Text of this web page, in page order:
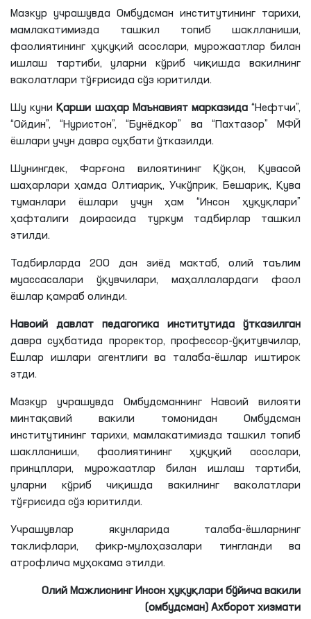
Мазкур учрашувда Омбудсман институтининг тарихи,
мамлакатимизда ташкил топиб шаклланиши,
фаолиятининг ҳуқуқий асослари, мурожаатлар билан
ишлаш тартиби, уларни кўриб чиқишда вакилнинг
ваколатлари тўғрисида сўз юритилди.
Шу куни Қарши шаҳар Маънавият марказида“Нефтчи”,
“Ойдин”, “Нуристон”, “Бунёдкор” ва “Пахтазор”
МФЙ
ёшлари учун давра суҳбати ўтказилди.
Шунингдек, Фарғона вилоятининг Қўқон, Қувасой
шаҳарлари ҳамда Олтиариқ, Учкўприк, Бешариқ, Қува
туманлари ёшлари учун ҳам “Инсон ҳуқуқлари”
ҳафталиги доирасида туркум тадбирлар ташкил
этилди.
Тадбирларда 200 дан зиёд мактаб, олий таълим
муассасалари ўқувчилари, маҳаллалардаги фаол
ёшлар қамраб олинди.
Навоий давлат педагогика институтида ўтказилган
давра суҳбатида проректор, профессор-ўқитувчилар,
Ёшлар ишлари агентлиги ва талаба-ёшлар иштирок
этди.
Мазкур учрашувда Омбудсманнинг Навоий вилояти
минтақавий вакили томонидан Омбудсман
институтининг тарихи, мамлакатимизда ташкил топиб
шаклланиши, фаолиятининг ҳуқуқий асослари,
принцплари, мурожаатлар билан ишлаш тартиби,
уларни кўриб чиқишда вакилнинг ваколатлари
тўғрисида сўз юритилди.
Учрашувлар якунларида талаба-ёшларнинг
таклифлари, фикр-мулоҳазалари тингланди ва
атрофлича муҳокама этилди.
Олий Мажлиснинг Инсон ҳуқуқлари бўйича вакили
(омбудсман) Ахборот хизмати